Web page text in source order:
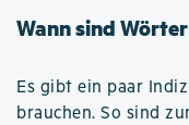
Wann sind
Es gibt ein paar
brauchen. So sind